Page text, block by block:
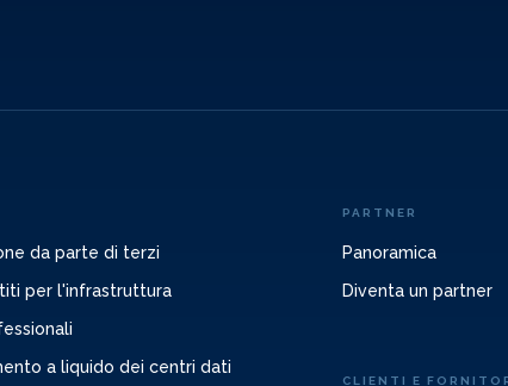
da parte di terzi
per l'infrastruttura
a liquido dei centri dati
PARTNER
Panoramica
Diventa un partner
CLIENTI E